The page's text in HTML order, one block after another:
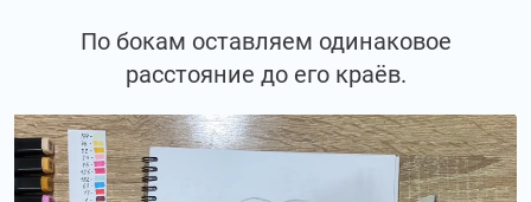
По бокам оставляем одинаковое
расстояние до его краёв.